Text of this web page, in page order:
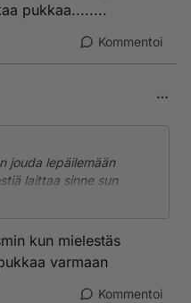
pukkaa........
Kommentoi
jouda lepäilemään
laittaa sinne sun
pieniä ooppera
kun mielestäs
varmaan
Kommentoi